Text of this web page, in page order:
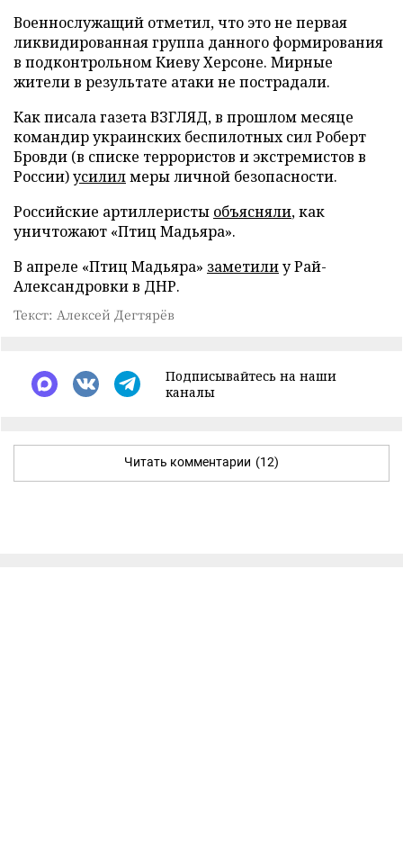
Военнослужащий отметил, что это не первая
ликвидированная группа данного формирования
в подконтрольном Киеву Херсоне. Мирные
жители в результате атаки не пострадали.
Как писала газета ВЗГЛЯД, в прошлом месяце
командир украинских беспилотных сил Роберт
Бровди (в списке террористов и экстремистов в
России)усилилмеры личной безопасности.
Российские артиллеристы объясняли, как
уничтожают «Птиц Мадьяра».
В апреле «Птиц Мадьяра» заметилиу Рай-
Александровки в ДНР.
Текст: Алексей Дегтярёв
Подписывайтесь на наши
каналы
Читать комментарии (12)